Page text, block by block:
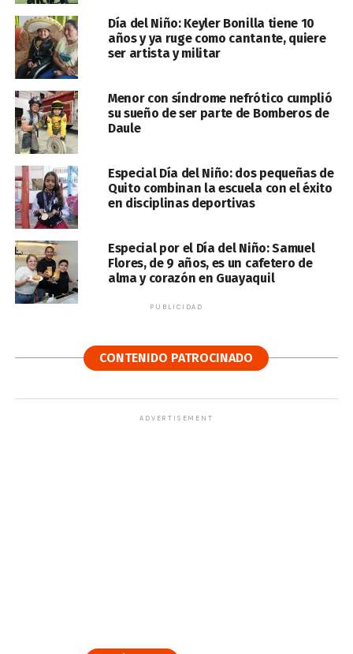
Día del Niño: Keyler Bonilla tiene 10
años y ya ruge como cantante, quiere
ser artista y militar
Menor con síndrome nefrótico cumplió
su sueño de ser parte de Bomberos de
Daule
Especial Día del Niño: dos pequeñas de
Quito combinan la escuela con el éxito
en disciplinas deportivas
Especial por el Día del Niño: Samuel
Flores, de 9 años, es un cafetero de
alma y corazón en Guayaquil
PUBLICIDAD
CONTENIDO PATROCINADO
ADVERTISEMENT